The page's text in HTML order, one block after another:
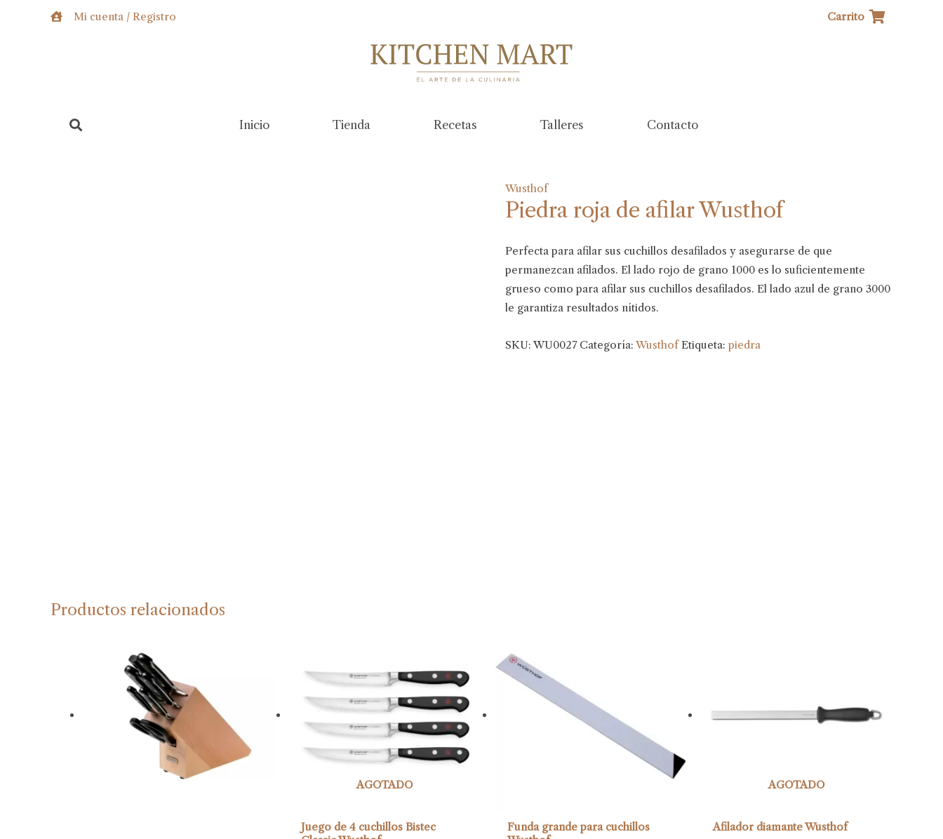
Mi cuenta / Registro Carrito
Inicio Tienda Recetas Talleres Contacto
Wusthof
Piedra roja de afilar Wusthof
Perfecta para afilar sus cuchillos desafilados y asegurarse de que
permanezcan afilados. El lado rojo de grano 1000 es lo suficientemente
grueso como para afilar sus cuchillos desafilados. El lado azul de grano 3000
le garantiza resultados nítidos.
SKU: WU0027 Categoría: Wusthof Etiqueta: piedra
Productos relacionados
AGOTADO
Juego de 4 cuchillos Bistec
Funda grande para cuchillos
AGOTADO
Afilador diamante Wusthof